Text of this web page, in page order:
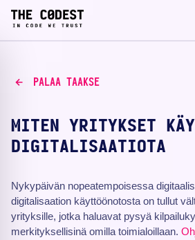
PALAA TAAKSE
MITEN YRITYKSET
DIGITALISAATIOTA
Nykypäivän nopeatempoisessa
digitalisaation käyttöönotosta on tullut
yrityksille, jotka haluavat pysyä
merkityksellisinä omilla toimialoillaan.